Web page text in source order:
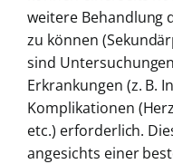
weitere Behandlung
zu können
sind
Erkrankungen (z. B.
Komplikationen
etc.) erforderlich.
angesichts einer